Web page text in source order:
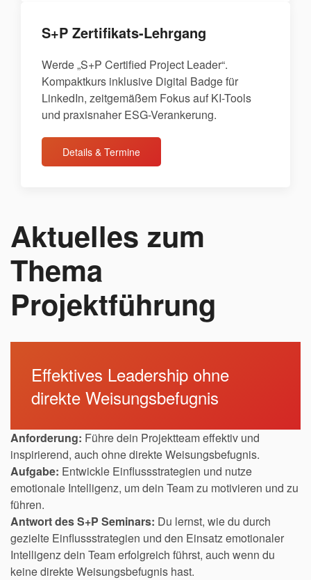
S+P Zertifikats-Lehrgang
Werde „S+P Certified Project Leader“.
Kompaktkurs inklusive Digital Badge für
LinkedIn, zeitgemäßem Fokus auf KI-Tools
und praxisnaher ESG-Verankerung.
Details & Termine
Aktuelles zum
Thema
Projektführung
Effektives Leadership ohne
direkte Weisungsbefugnis
Anforderung: Führe dein Projektteam effektiv und
inspirierend, auch ohne direkte Weisungsbefugnis.
Aufgabe: Entwickle Einflussstrategien und nutze
emotionale Intelligenz, um dein Team zu motivieren und zu
führen.
Antwort des S+P Seminars: Du lernst, wie du durch
gezielte Einflussstrategien und den Einsatz emotionaler
Intelligenz dein Team erfolgreich führst, auch wenn du
keine direkte Weisungsbefugnis hast.